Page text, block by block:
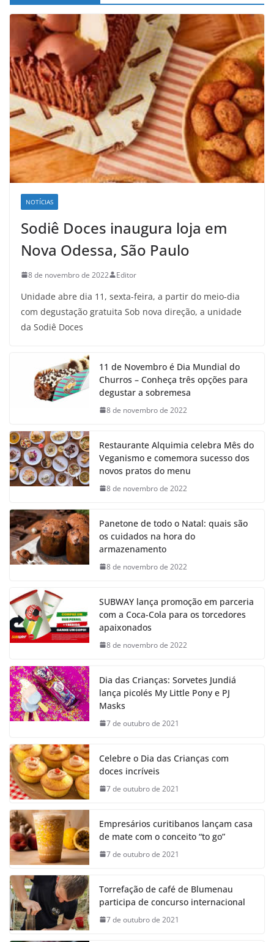
NOTÍCIAS
Sodiê Doces inaugura loja em
Nova Odessa, São Paulo
8 de novembro de 2022 Editor
Unidade abre dia 11, sexta-feira, a partir do meio-dia
com degustação gratuita Sob nova direção, a unidade
da Sodiê Doces
11 de Novembro é Dia Mundial do
Churros – Conheça três opções para
degustar a sobremesa
8 de novembro de 2022
Restaurante Alquimia celebra Mês do
Veganismo e comemora sucesso dos
novos pratos do menu
8 de novembro de 2022
Panetone de todo o Natal: quais são
os cuidados na hora do
armazenamento
8 de novembro de 2022
SUBWAY lança promoção em parceria
com a Coca-Cola para os torcedores
apaixonados
8 de novembro de 2022
Dia das Crianças: Sorvetes Jundiá
lança picolés My Little Pony e PJ
Masks
7 de outubro de 2021
Celebre o Dia das Crianças com
doces incríveis
7 de outubro de 2021
Empresários curitibanos lançam casa
de mate com o conceito “to go”
7 de outubro de 2021
Torrefação de café de Blumenau
participa de concurso internacional
7 de outubro de 2021